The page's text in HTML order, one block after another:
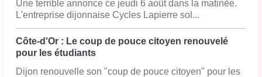
Une terrible annonce ce jeudi 6 août dans la matinée.
L'entreprise dijonnaise Cycles Lapierre sol...
Côte-d'Or : Le coup de pouce citoyen renouvelé
pour les étudiants
Dijon renouvelle son "coup de pouce citoyen" pour les